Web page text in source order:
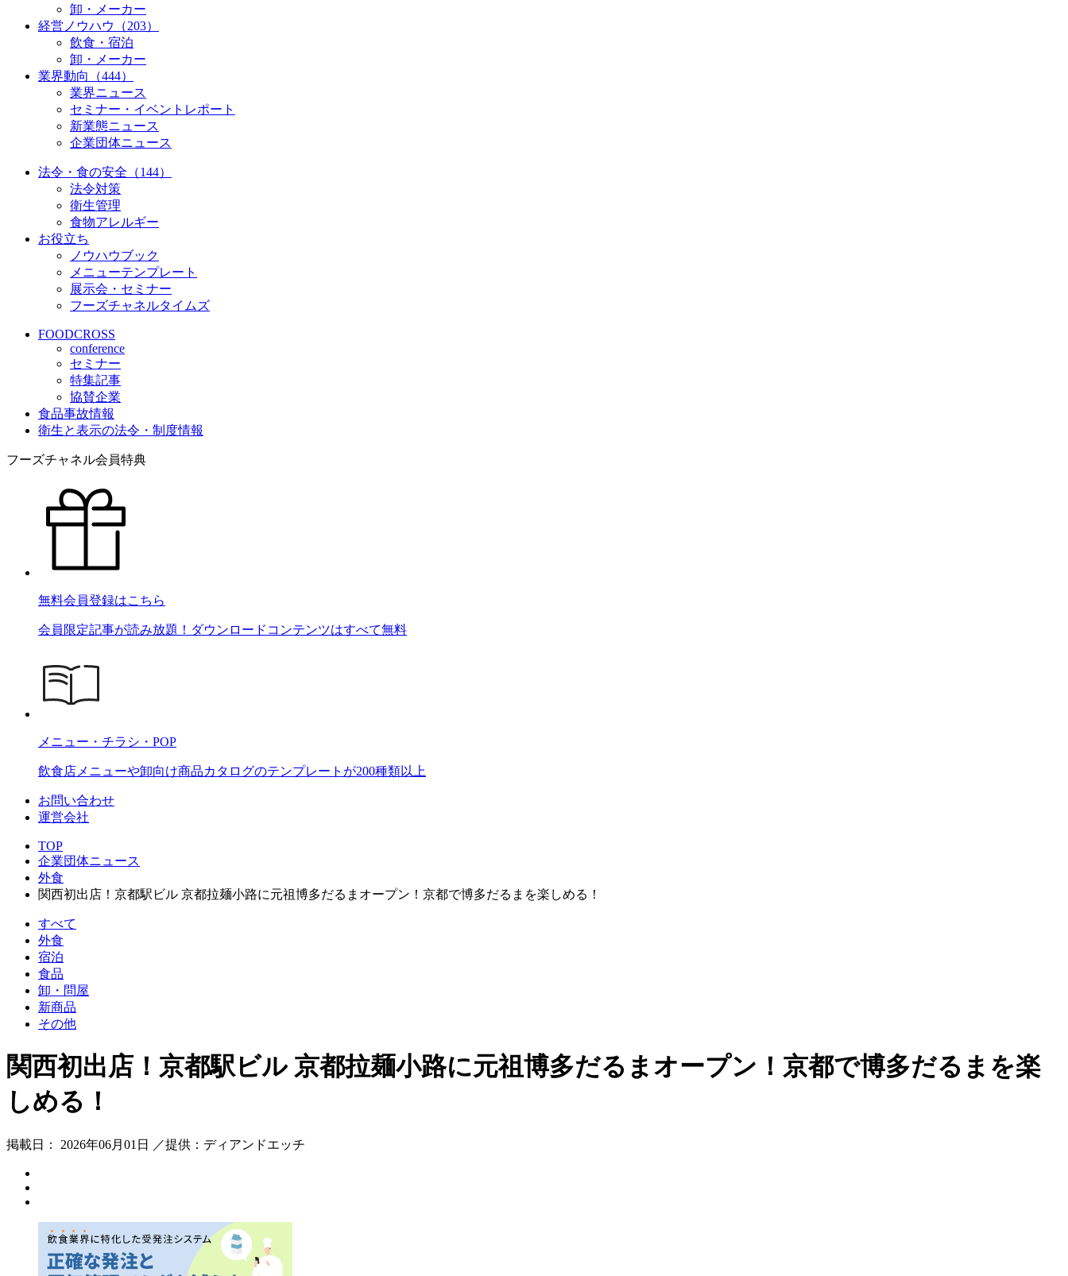
卸・メーカー
経営ノウハウ（203）
飲食・宿泊
卸・メーカー
業界動向（444）
業界ニュース
セミナー・イベントレポート
新業態ニュース
企業団体ニュース
法令・食の安全（144）
法令対策
衛生管理
食物アレルギー
お役立ち
ノウハウブック
メニューテンプレート
展示会・セミナー
フーズチャネルタイムズ
FOODCROSS
conference
セミナー
特集記事
協賛企業
食品事故情報
衛生と表示の法令・制度情報
フーズチャネル会員特典
無料会員登録はこちら
会員限定記事が読み放題！ダウンロードコンテンツはすべて無料
メニュー・チラシ・POP
飲食店メニューや卸向け商品カタログのテンプレートが200種類以上
お問い合わせ
運営会社
TOP
企業団体ニュース
外食
関西初出店！京都駅ビル 京都拉麺小路に元祖博多だるまオープン！京都で博多だるまを楽しめる！
すべて
外食
宿泊
食品
卸・問屋
新商品
その他
関西初出店！京都駅ビル 京都拉麺小路に元祖博多だるまオープン！京都で博多だるまを楽
しめる！
掲載日： 2026年06月01日 ／提供：ディアンドエッチ